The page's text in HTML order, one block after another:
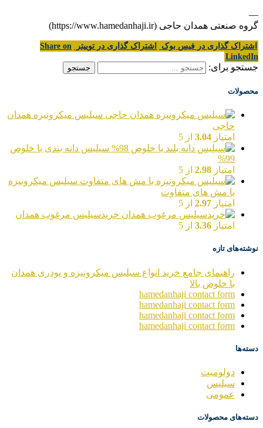
—
گروه صنعتی همدان حاجی (https://www.hamedanhaji.ir)
اشتراک گذاری در فیس بوک اشتراک گذاری در توییتر
Share on
LinkedIn
جستجو برای:
محصولات
سیلیس میکرونیزه همدان
حاجی
امتیاز 3.04 از 5
سیلیس دانه بندی با خلوص
99%
امتیاز 2.98 از 5
سیلیس میکرونیزه
با مش های متفاوت
امتیاز 2.97 از 5
خریدسیلیس مرغوب همدان
امتیاز 3.36 از 5
نوشته‌های تازه
راهنمای جامع خرید انواع سیلیس میکرونیزه و پودری همدان
با خلوص بالا
hamedanhaji contact form
hamedanhaji contact form
hamedanhaji contact form
hamedanhaji contact form
دسته‌ها
دولومیت
سیلیس
عمومی
دسته‌های محصولات